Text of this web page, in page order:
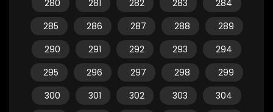
280
281 282 283
284
285
286 287 288
289
290
291 292 293
294
295
296 297 298
299
300
301 302 303
304